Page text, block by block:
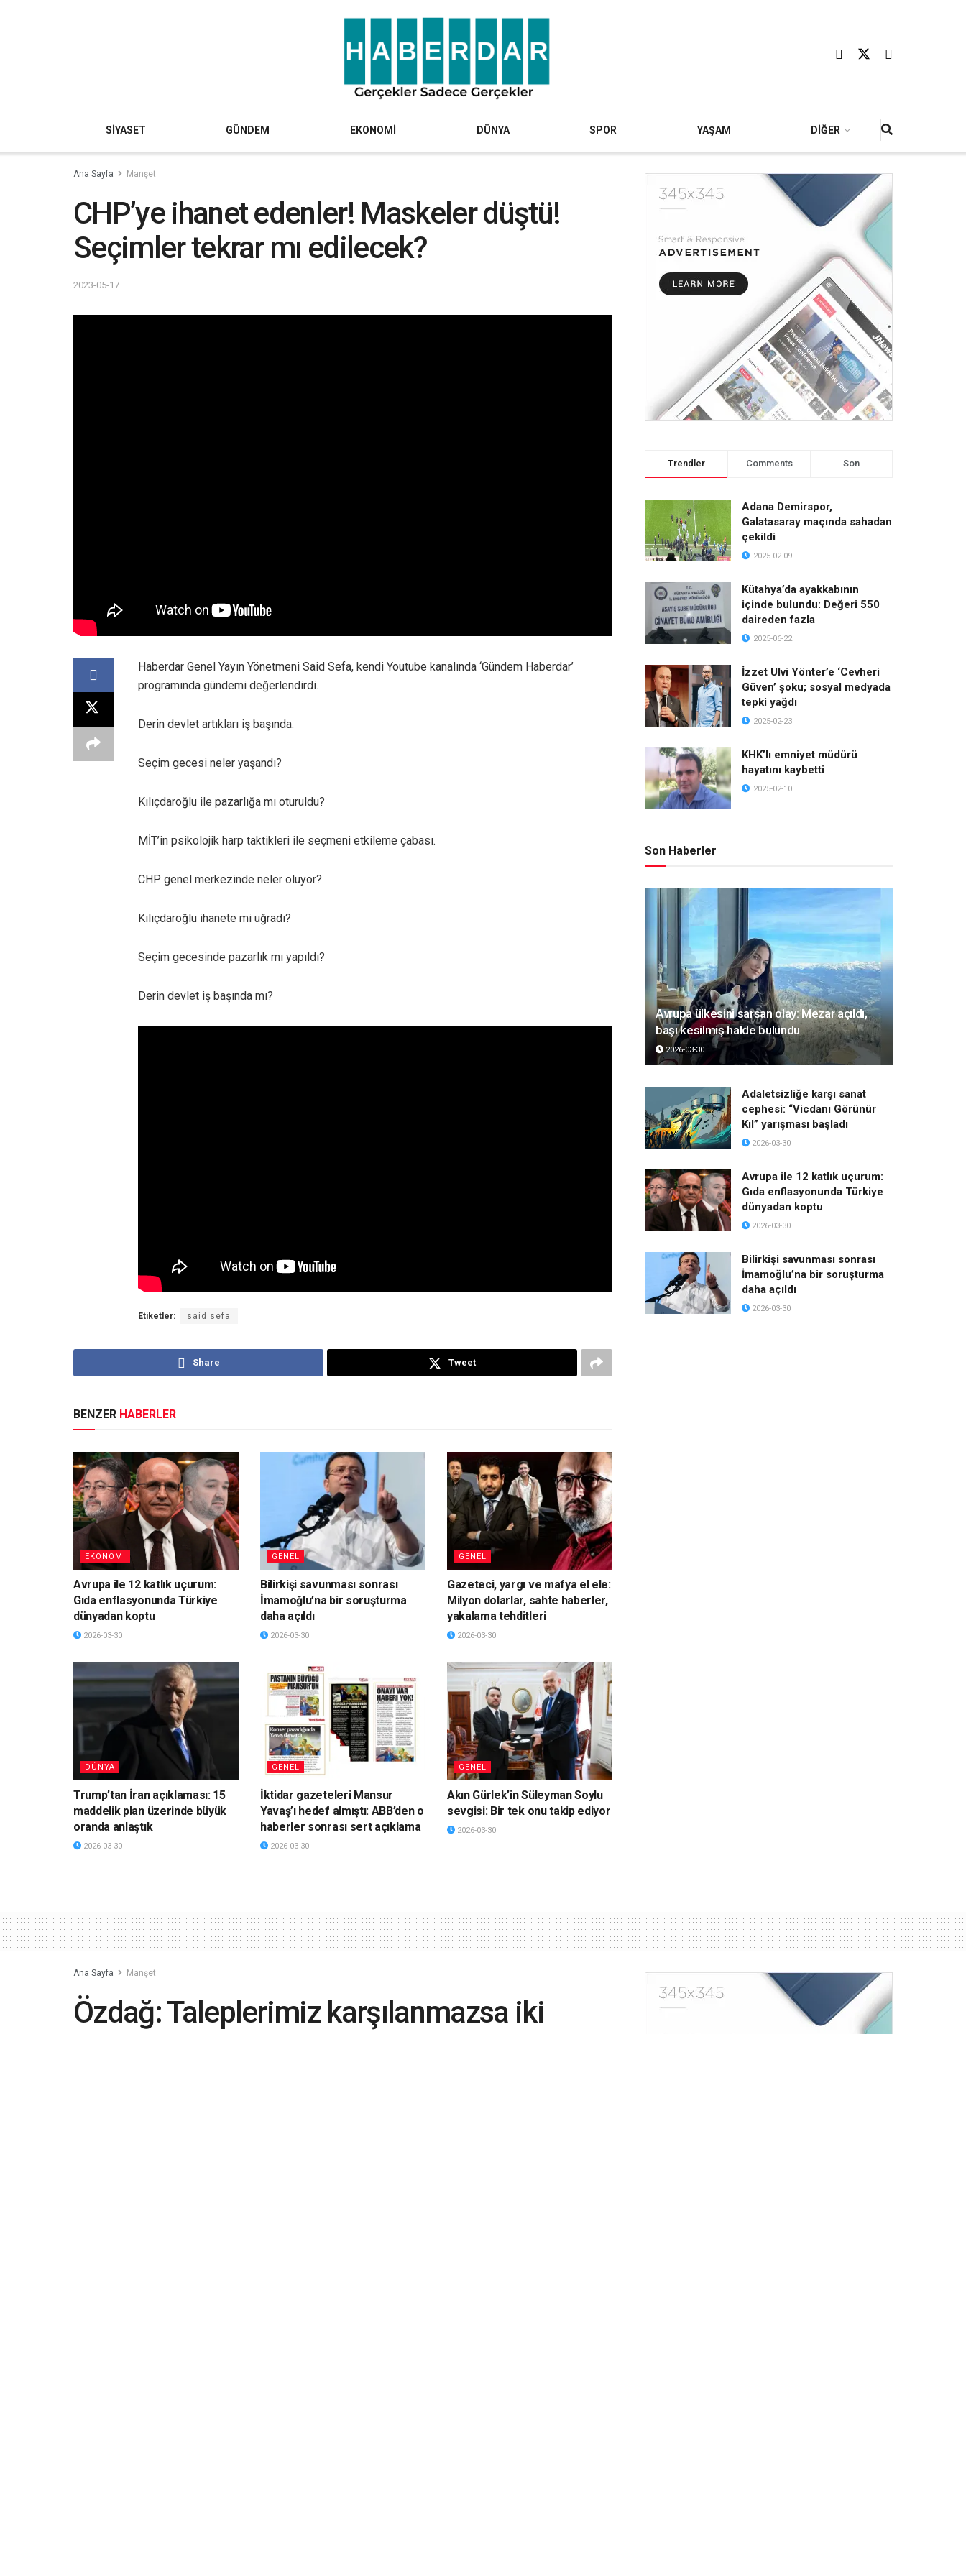
SİYASET GÜNDEM EKONOMİ DÜNYA SPOR YAŞAM DİĞER
Ana Sayfa Manşet
CHP’ye ihanet edenler! Maskeler düştü!
Seçimler tekrar mı edilecek?
2023-05-17
Haberdar Genel Yayın Yönetmeni Said Sefa, kendi Youtube kanalında ‘Gündem Haberdar’
programında gündemi değerlendirdi.
Derin devlet artıkları iş başında.
Seçim gecesi neler yaşandı?
Kılıçdaroğlu ile pazarlığa mı oturuldu?
MİT’in psikolojik harp taktikleri ile seçmeni etkileme çabası.
CHP genel merkezinde neler oluyor?
Kılıçdaroğlu ihanete mi uğradı?
Seçim gecesinde pazarlık mı yapıldı?
Derin devlet iş başında mı?
Etiketler: said sefa
Share Tweet
BENZER HABERLER
EKONOMI
Avrupa ile 12 katlık uçurum:
Gıda enflasyonunda Türkiye
dünyadan koptu
2026-03-30
GENEL
Bilirkişi savunması sonrası
İmamoğlu’na bir soruşturma
daha açıldı
2026-03-30
GENEL
Gazeteci, yargı ve mafya el ele:
Milyon dolarlar, sahte haberler,
yakalama tehditleri
2026-03-30
DÜNYA
Trump’tan İran açıklaması: 15
maddelik plan üzerinde büyük
oranda anlaştık
2026-03-30
GENEL
İktidar gazeteleri Mansur
Yavaş’ı hedef almıştı: ABB’den o
haberler sonrası sert açıklama
2026-03-30
GENEL
Akın Gürlek’in Süleyman Soylu
sevgisi: Bir tek onu takip ediyor
2026-03-30
Trendler Comments Son
Adana Demirspor,
Galatasaray maçında sahadan
çekildi
2025-02-09
Kütahya’da ayakkabının
içinde bulundu: Değeri 550
daireden fazla
2025-06-22
İzzet Ulvi Yönter’e ‘Cevheri
Güven’ şoku; sosyal medyada
tepki yağdı
2025-02-23
KHK’lı emniyet müdürü
hayatını kaybetti
2025-02-10
Son Haberler
Avrupa ülkesini sarsan olay: Mezar açıldı,
başı kesilmiş halde bulundu
2026-03-30
Adaletsizliğe karşı sanat
cephesi: “Vicdanı Görünür
Kıl” yarışması başladı
2026-03-30
Avrupa ile 12 katlık uçurum:
Gıda enflasyonunda Türkiye
dünyadan koptu
2026-03-30
Bilirkişi savunması sonrası
İmamoğlu’na bir soruşturma
daha açıldı
2026-03-30
Ana Sayfa Manşet
Özdağ: Taleplerimiz karşılanmazsa iki